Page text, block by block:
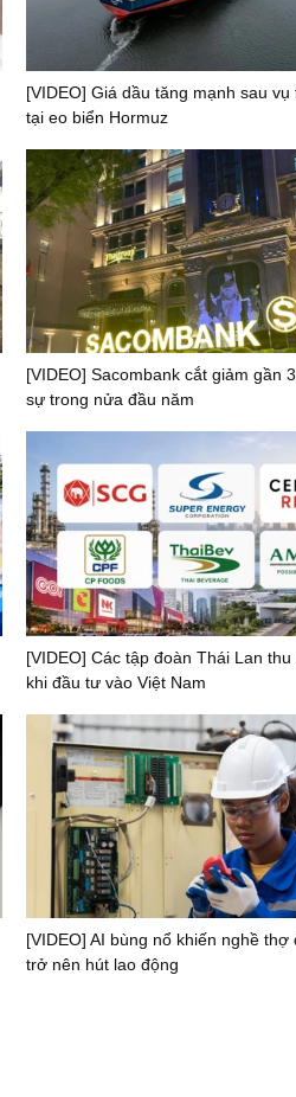
[VIDEO] Giá dầu tăng mạnh sau vụ
tại eo biển Hormuz
[VIDEO] Sacombank cắt giảm gần
sự trong nửa đầu năm
[VIDEO] Các tập đoàn Thái Lan thu
khi đầu tư vào Việt Nam
[VIDEO] AI bùng nổ khiến nghề thợ
trở nên hút lao động